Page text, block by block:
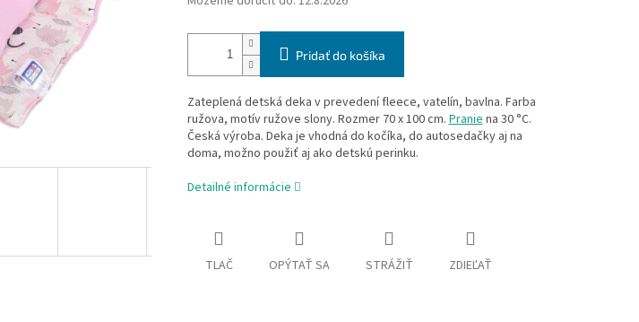
Pridať do košíka
Zateplená detská deka v prevedení fleece, vatelín, bavlna. Farba
ružova, motív ružove slony. Rozmer 70 x 100 cm.Praniena 30 °C.
Česká výroba. Deka je vhodná do kočíka, do autosedačky aj na
doma, možno použiť aj ako detskú perinku.
Detailné informácie
TLAČ OPÝTAŤ SA STRÁŽIŤ ZDIEĽAŤ